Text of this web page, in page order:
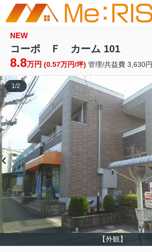
NEW
コーポ Ｆ カーム 101
8.8万円 (0.57万円/坪) 管理/共益費 3,630円
【外観】
1/2